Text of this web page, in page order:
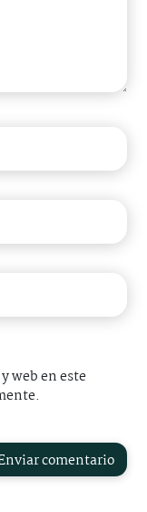
web en este
comentario